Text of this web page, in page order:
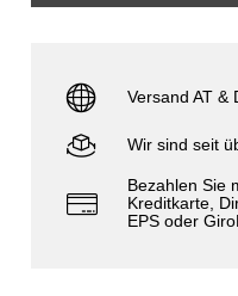
Versand AT &
Wir sind seit
Bezahlen Sie
Kreditkarte,
EPS oder